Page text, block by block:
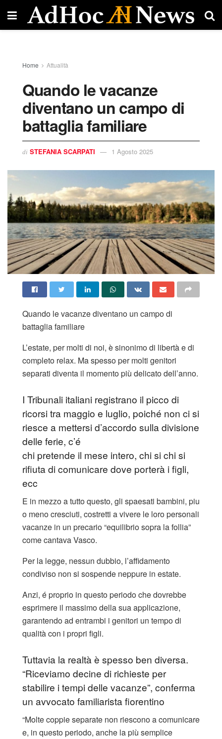
Home Attualità
Quando le vacanze
diventano un campo di
battaglia familiare
di STEFANIA SCARPATI 1 Agosto 2025
Quando le vacanze diventano un campo di
battaglia familiare
L’estate, per molti di noi, è sinonimo di libertà e di
completo relax. Ma spesso per molti genitori
separati diventa il momento più delicato dell’anno.
I Tribunali italiani registrano il picco di
ricorsi tra maggio e luglio, poiché non ci si
riesce a mettersi d’accordo sulla divisione
delle ferie, c’é
chi pretende il mese intero, chi si chi si
rifiuta di comunicare dove porterà i figli,
ecc
E in mezzo a tutto questo, gli spaesati bambini, piu
o meno cresciuti, costretti a vivere le loro personali
vacanze in un precario “equilibrio sopra la follia”
come cantava Vasco.
Per la legge, nessun dubbio, l’affidamento
condiviso non si sospende neppure in estate.
Anzi, é proprio in questo periodo che dovrebbe
esprimere il massimo della sua applicazione,
garantendo ad entrambi i genitori un tempo di
qualità con i propri figli.
Tuttavia la realtà è spesso ben diversa.
“Riceviamo decine di richieste per
stabilire i tempi delle vacanze”, conferma
un avvocato familiarista fiorentino
“Molte coppie separate non riescono a comunicare
e, in questo periodo, anche la più semplice